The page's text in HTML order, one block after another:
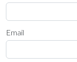
Email